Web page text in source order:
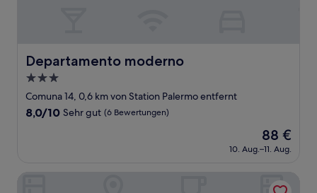
Departamento moderno
Departamento moderno
3.0-
Sterne-
Unterkunft
Comuna 14, 0,6 km von Station Palermo entfernt
8.0
(6
8,0/10 Sehr gut (6 Bewertungen)
Der
Preis
beträgt
88 €
10. Aug.–11. Aug.